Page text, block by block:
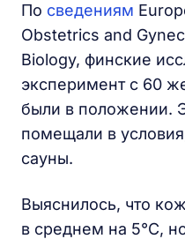
По сведениям
Obstetrics and
Biology, финские
эксперимент с 60
были в положении.
помещали в
сауны.
Выяснилось, что
в среднем на 5°C,